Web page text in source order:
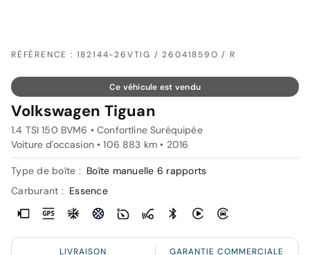
RÉFÉRENCE : 182144-26VTIG / 26041859O / R
Ce véhicule est vendu
Volkswagen Tiguan
1.4 TSI 150 BVM6 • Confortline Suréquipée
Voiture d'occasion • 106 883 km • 2016
Type de boîte : Boîte manuelle 6 rapports
Carburant : Essence
LIVRAISON GARANTIE COMMERCIALE